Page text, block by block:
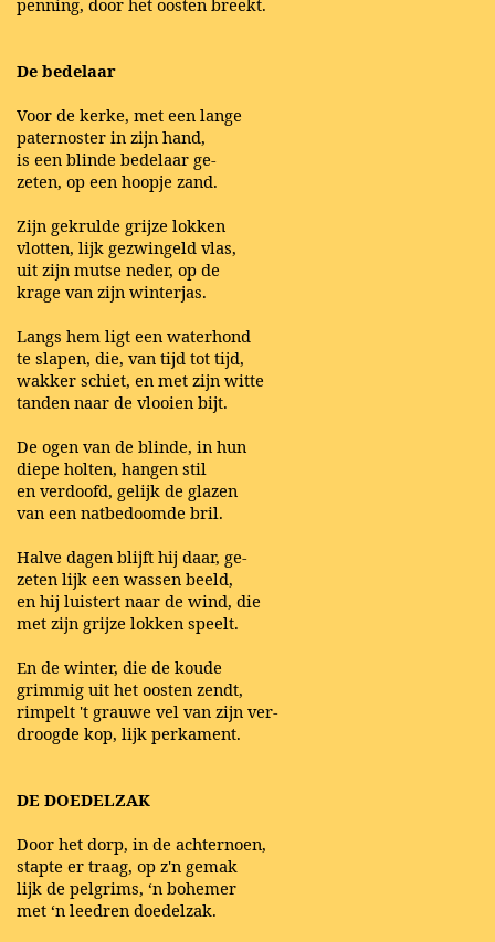
penning, door het oosten breekt.
De bedelaar
Voor de kerke, met een lange
paternoster in zijn hand,
is een blinde bedelaar ge-
zeten, op een hoopje zand.
Zijn gekrulde grijze lokken
vlotten, lijk gezwingeld vlas,
uit zijn mutse neder, op de
krage van zijn winterjas.
Langs hem ligt een waterhond
te slapen, die, van tijd tot tijd,
wakker schiet, en met zijn witte
tanden naar de vlooien bijt.
De ogen van de blinde, in hun
diepe holten, hangen stil
en verdoofd, gelijk de glazen
van een natbedoomde bril.
Halve dagen blijft hij daar, ge-
zeten lijk een wassen beeld,
en hij luistert naar de wind, die
met zijn grijze lokken speelt.
En de winter, die de koude
grimmig uit het oosten zendt,
rimpelt 't grauwe vel van zijn ver-
droogde kop, lijk perkament.
DE DOEDELZAK
Door het dorp, in de achternoen,
stapte er traag, op z'n gemak
lijk de pelgrims, ‘n bohemer
met ‘n leedren doedelzak.